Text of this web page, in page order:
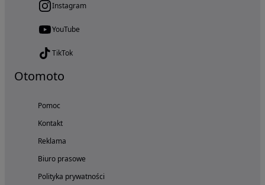
Instagram
YouTube
TikTok
Otomoto
Pomoc
Kontakt
Reklama
Biuro prasowe
Polityka prywatności